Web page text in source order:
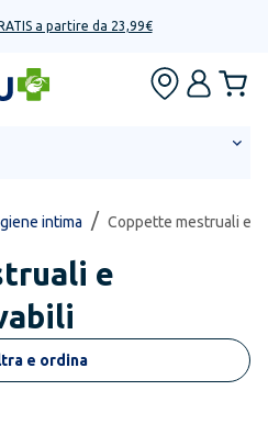
a partire da 23,99€
intima / Coppette mestruali e
e
e ordina